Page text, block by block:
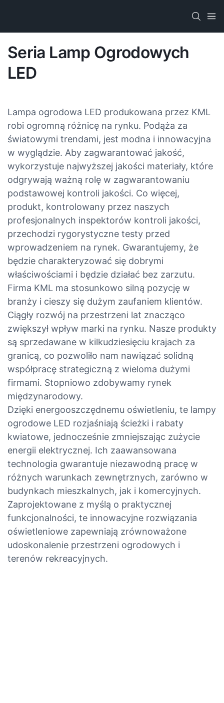
Seria Lamp Ogrodowych
LED
Lampa ogrodowa LED produkowana przez KML
robi ogromną różnicę na rynku. Podąża za
światowymi trendami, jest modna i innowacyjna
w wyglądzie. Aby zagwarantować jakość,
wykorzystuje najwyższej jakości materiały, które
odgrywają ważną rolę w zagwarantowaniu
podstawowej kontroli jakości. Co więcej,
produkt, kontrolowany przez naszych
profesjonalnych inspektorów kontroli jakości,
przechodzi rygorystyczne testy przed
wprowadzeniem na rynek. Gwarantujemy, że
będzie charakteryzować się dobrymi
właściwościami i będzie działać bez zarzutu.
Firma KML ma stosunkowo silną pozycję w
branży i cieszy się dużym zaufaniem klientów.
Ciągły rozwój na przestrzeni lat znacząco
zwiększył wpływ marki na rynku. Nasze produkty
są sprzedawane w kilkudziesięciu krajach za
granicą, co pozwoliło nam nawiązać solidną
współpracę strategiczną z wieloma dużymi
firmami. Stopniowo zdobywamy rynek
międzynarodowy.
Dzięki energooszczędnemu oświetleniu, te lampy
ogrodowe LED rozjaśniają ścieżki i rabaty
kwiatowe, jednocześnie zmniejszając zużycie
energii elektrycznej. Ich zaawansowana
technologia gwarantuje niezawodną pracę w
różnych warunkach zewnętrznych, zarówno w
budynkach mieszkalnych, jak i komercyjnych.
Zaprojektowane z myślą o praktycznej
funkcjonalności, te innowacyjne rozwiązania
oświetleniowe zapewniają zrównoważone
udoskonalenie przestrzeni ogrodowych i
terenów rekreacyjnych.